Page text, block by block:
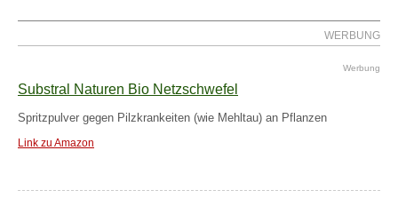
WERBUNG
Werbung
Substral Naturen Bio Netzschwefel
Spritzpulver gegen Pilzkrankeiten (wie Mehltau) an Pflanzen
Link zu Amazon